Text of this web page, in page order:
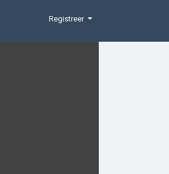
Registreer